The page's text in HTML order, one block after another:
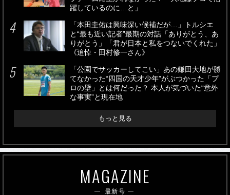
躍しているのに…と」
「本田圭佑は興味深い候補だが…」トルシエ
と“最も近い記者”最期の対話「ありがとう、あ
りがとう」「君が日本と私をつないでくれた」
《追悼・田村修一さん》
「公園でサッカーしてこい」あの鎌田大地が勝
てなかった“四国の天才少年”がぶつかった「プ
ロの壁」とは何だった？ 本人が気づいた“意外
な事実”と現在地
もっと見る
MAGAZINE
最新号